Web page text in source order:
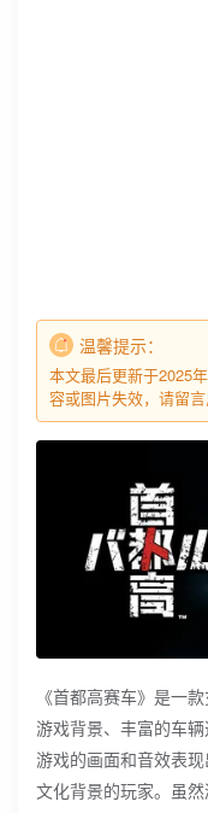
温馨提示：
本文最后更新于2025
容或图片失效，请留言
《首都高赛车》是一
游戏背景、丰富的车
游戏的画面和音效表
文化背景的玩家。虽